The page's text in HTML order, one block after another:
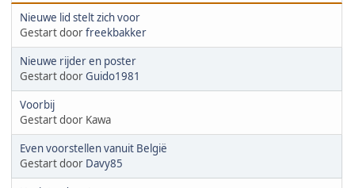
Nieuwe lid stelt zich voor
Gestart doorfreekbakker
Nieuwe rijder en poster
Gestart doorGuido1981
Voorbij
Gestart door Kawa
Even voorstellen vanuit België
Gestart door Davy85